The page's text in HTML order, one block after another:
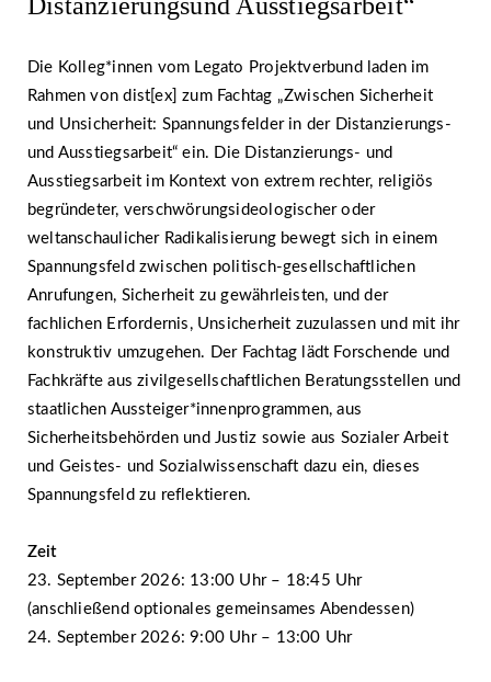
Die Kolleg*innen vom Legato Projektverbund laden im
Rahmen von dist[ex] zum Fachtag „Zwischen Sicherheit
und Unsicherheit: Spannungsfelder in der Distanzierungs-
und Ausstiegsarbeit“ ein. Die Distanzierungs- und
Ausstiegsarbeit im Kontext von extrem rechter, religiös
begründeter, verschwörungsideologischer oder
weltanschaulicher Radikalisierung bewegt sich in einem
Spannungsfeld zwischen politisch-gesellschaftlichen
Anrufungen, Sicherheit zu gewährleisten, und der
fachlichen Erfordernis, Unsicherheit zuzulassen und mit ihr
konstruktiv umzugehen. Der Fachtag lädt Forschende und
Fachkräfte aus zivilgesellschaftlichen Beratungsstellen und
staatlichen Aussteiger*innenprogrammen, aus
Sicherheitsbehörden und Justiz sowie aus Sozialer Arbeit
und Geistes- und Sozialwissenschaft dazu ein, dieses
Spannungsfeld zu reflektieren.
Zeit
23. September 2026: 13:00 Uhr – 18:45 Uhr
(anschließend optionales gemeinsames Abendessen)
24. September 2026: 9:00 Uhr – 13:00 Uhr